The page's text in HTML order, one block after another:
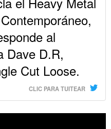
al
Dave D.R,
Cut Loose.
CLIC PARA TUITEAR